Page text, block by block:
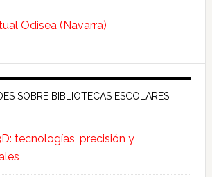
Odisea (Navarra)
SOBRE BIBLIOTECAS ESCOLARES
tecnologías, precisión y